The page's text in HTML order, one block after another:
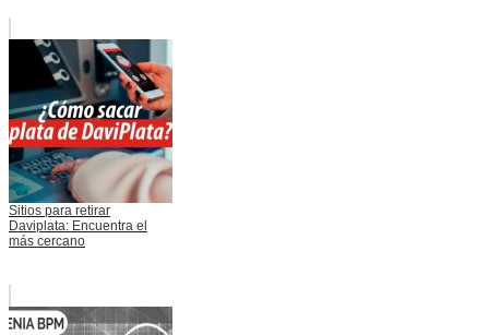
Sitios para retirar
Daviplata: Encuentra el
más cercano